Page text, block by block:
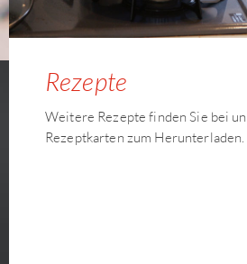
Rezepte
Weitere Rezepte finden Sie bei
Rezeptkarten zum Herunterladen.